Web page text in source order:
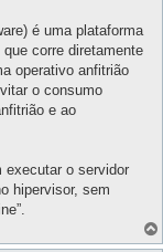
é uma plataforma
corre diretamente
operativo anfitrião
o consumo
e ao
executar o servidor
hipervisor, sem